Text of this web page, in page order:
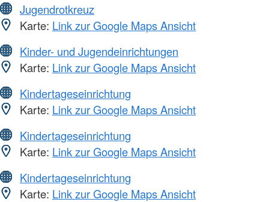
Jugendrotkreuz
Karte: Link zur Google Maps Ansicht
Kinder- und Jugendeinrichtungen
Karte: Link zur Google Maps Ansicht
Kindertageseinrichtung
Karte: Link zur Google Maps Ansicht
Kindertageseinrichtung
Karte: Link zur Google Maps Ansicht
Kindertageseinrichtung
Karte: Link zur Google Maps Ansicht